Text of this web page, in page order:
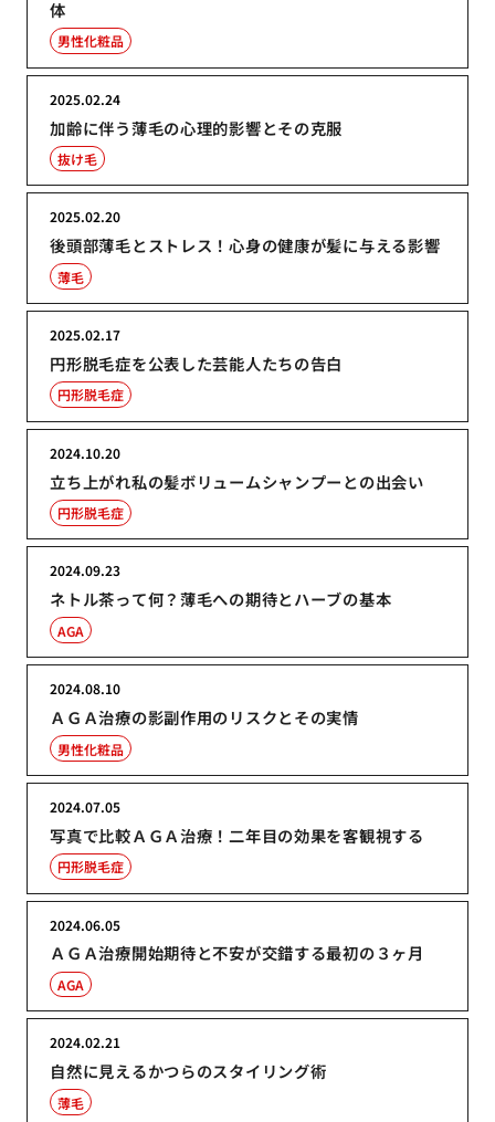
体
男性化粧品
加齢に伴う薄毛の心理的影響とその克服
2025.02.24
抜け毛
後頭部薄毛とストレス！心身の健康が髪に与える影響
2025.02.20
薄毛
円形脱毛症を公表した芸能人たちの告白
2025.02.17
円形脱毛症
立ち上がれ私の髪ボリュームシャンプーとの出会い
2024.10.20
円形脱毛症
ネトル茶って何？薄毛への期待とハーブの基本
2024.09.23
AGA
ＡＧＡ治療の影副作用のリスクとその実情
2024.08.10
男性化粧品
写真で比較ＡＧＡ治療！二年目の効果を客観視する
2024.07.05
円形脱毛症
ＡＧＡ治療開始期待と不安が交錯する最初の３ヶ月
2024.06.05
AGA
自然に見えるかつらのスタイリング術
2024.02.21
薄毛